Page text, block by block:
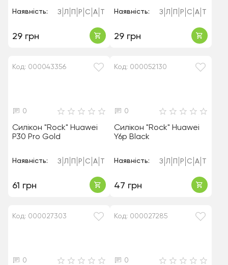
Наявність: З Л Р С А
29 грн
Наявність: З Л Р С А
29 грн
Код: 000043356
0
Силікон "Rock" Huawei
P30 Pro Gold
Наявність: З Л Р С А
61 грн
Код: 000052130
0
Силікон "Rock" Huawei
Y6p Black
Наявність: З Л Р С А
47 грн
Код: 000027303
0
Код: 000027285
0